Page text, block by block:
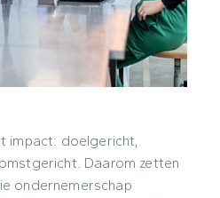
impact: doelgericht,
Daarom zetten
ondernemerschap